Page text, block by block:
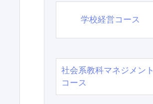
学校経営コース
社会系教科マネジメント
コース